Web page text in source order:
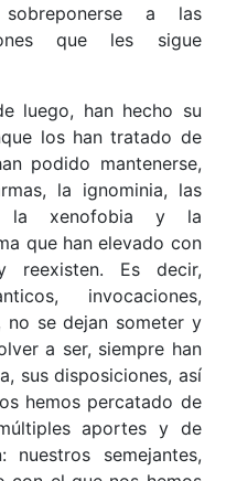
a las
que les sigue
luego, han hecho su
los han tratado de
podido mantenerse,
la ignominia, las
la xenofobia y la
que han elevado con
reexisten. Es decir,
invocaciones,
no se dejan someter y
a ser, siempre han
sus disposiciones, así
hemos percatado de
aportes y de
semejantes,